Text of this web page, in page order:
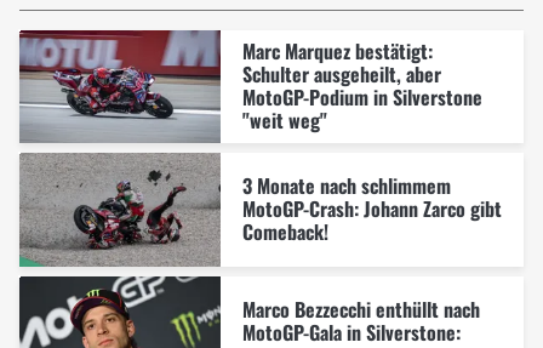
Marc Marquez bestätigt:
Schulter ausgeheilt, aber
MotoGP-Podium in Silverstone
"weit weg"
3 Monate nach schlimmem
MotoGP-Crash: Johann Zarco gibt
Comeback!
Marco Bezzecchi enthüllt nach
MotoGP-Gala in Silverstone: